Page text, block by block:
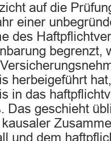
auf die
einer
des
begrenzt,
herbeigeführt
in das
Das geschieht
und dem